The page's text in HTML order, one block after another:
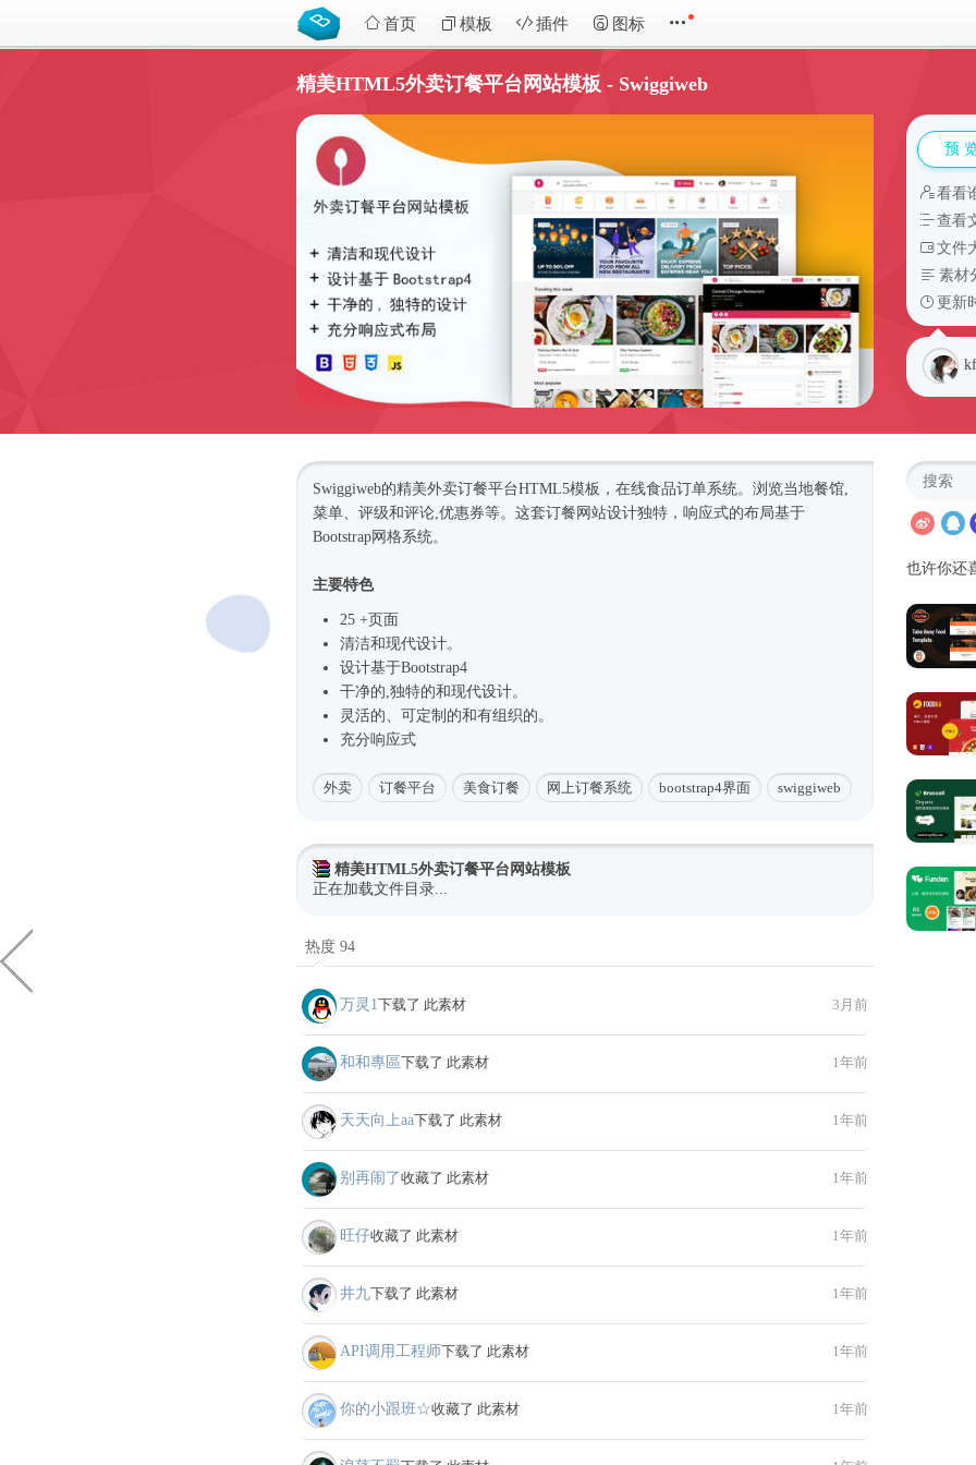
首页 模板 插件 图标
精美HTML5外卖订餐平台网站模板 - Swiggiweb
预
看看
查看
文件
素材
更新
Swiggiweb的精美外卖订餐平台HTML5模板 ，在线食品订单系统。浏览当地餐馆,
菜单、评级和评论,优惠券等。这套订餐网站设计独特， 响应式的布局基于
Bootstrap网格系统。
主要特色
25 +页面
清洁和现代设计。
设计基于Bootstrap4
干净的,独特的和现代设计。
灵活的、可定制的和有组织的。
充分响应式
外卖 订餐平台 美食订餐 网上订餐系统 bootstrap4界面 swiggiweb
精美HTML5外卖订餐平台网站模板
正在加载文件目录...
热度 94
万灵1下载了 此素材 3月前
和和專區下载了 此素材 1年前
天天向上aa下载了 此素材 1年前
别再闹了收藏了 此素材 1年前
旺仔收藏了 此素材 1年前
井九下载了 此素材 1年前
API调用工程师下载了 此素材 1年前
你的小跟班☆收藏了 此素材 1年前
也许你还